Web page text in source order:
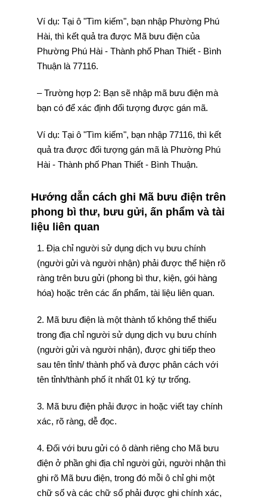
Ví dụ: Tại ô "Tìm kiếm", bạn nhập Phường Phú
Hài, thì kết quả tra được Mã bưu điện của
Phường Phú Hài - Thành phố Phan Thiết - Bình
Thuận là 77116.
– Trường hợp 2: Bạn sẽ nhập mã bưu điện mà
bạn có để xác định đối tượng được gán mã.
Ví dụ: Tại ô "Tìm kiếm", bạn nhập 77116, thì kết
quả tra được đối tượng gán mã là Phường Phú
Hài - Thành phố Phan Thiết - Bình Thuận.
Hướng dẫn cách ghi Mã bưu điện trên
phong bì thư, bưu gửi, ấn phẩm và tài
liệu liên quan
1. Địa chỉ người sử dụng dịch vụ bưu chính
(người gửi và người nhận) phải được thể hiện rõ
ràng trên bưu gửi (phong bì thư, kiện, gói hàng
hóa) hoặc trên các ấn phẩm, tài liệu liên quan.
2. Mã bưu điện là một thành tố không thể thiếu
trong địa chỉ người sử dụng dịch vụ bưu chính
(người gửi và người nhận), được ghi tiếp theo
sau tên tỉnh/ thành phố và được phân cách với
tên tỉnh/thành phố ít nhất 01 ký tự trống.
3. Mã bưu điện phải được in hoặc viết tay chính
xác, rõ ràng, dễ đọc.
4. Đối với bưu gửi có ô dành riêng cho Mã bưu
điện ở phần ghi địa chỉ người gửi, người nhận thì
ghi rõ Mã bưu điện, trong đó mỗi ô chỉ ghi một
chữ số và các chữ số phải được ghi chính xác,